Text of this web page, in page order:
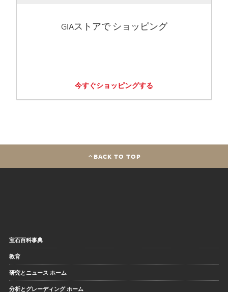
GIAストアで ショッピング
今すぐショッピングする
BACK TO TOP
宝石百科事典
教育
研究とニュース ホーム
分析とグレーディング ホーム